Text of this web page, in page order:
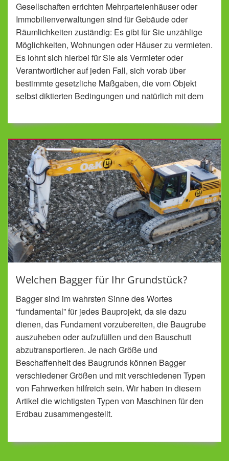
Gesellschaften errichten Mehrparteienhäuser oder
Immobilienverwaltungen sind für Gebäude oder
Räumlichkeiten zuständig: Es gibt für Sie unzählige
Möglichkeiten, Wohnungen oder Häuser zu vermieten.
Es lohnt sich hierbei für Sie als Vermieter oder
Verantwortlicher auf jeden Fall, sich vorab über
bestimmte gesetzliche Maßgaben, die vom Objekt
selbst diktierten Bedingungen und natürlich mit dem
Welchen Bagger für Ihr Grundstück?
Bagger sind im wahrsten Sinne des Wortes
“fundamental” für jedes Bauprojekt, da sie dazu
dienen, das Fundament vorzubereiten, die Baugrube
auszuheben oder aufzufüllen und den Bauschutt
abzutransportieren. Je nach Größe und
Beschaffenheit des Baugrunds können Bagger
verschiedener Größen und mit verschiedenen Typen
von Fahrwerken hilfreich sein. Wir haben in diesem
Artikel die wichtigsten Typen von Maschinen für den
Erdbau zusammengestellt.